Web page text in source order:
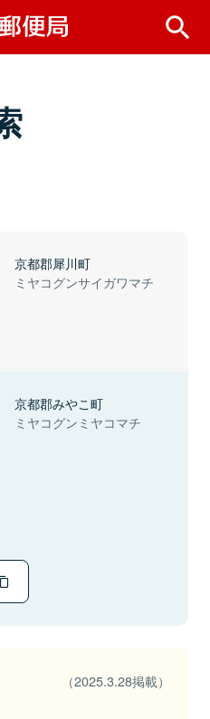
京都郡犀川町
ミヤコグンサイガワマチ
京都郡みやこ町
ミヤコグンミヤコマチ
（2025.3.28掲載）